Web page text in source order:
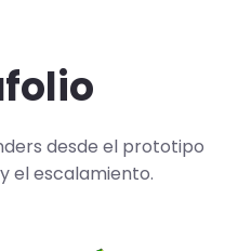
desde el prototipo
el escalamiento.